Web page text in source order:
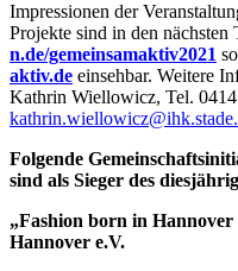
Impressionen der
Projekte sind in den nächsten
n.de/gemeinsamaktiv2021
aktiv.de einsehbar. Weitere
Kathrin Wiellowicz, Tel.
Folgende
sind als Sieger des
„Fashion born in
Hannover e.V.